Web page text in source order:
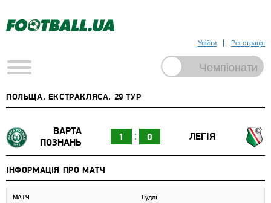
Увійти Реєстрація
ПОЛЬЩА. ЕКСТРАКЛЯСА. 29 ТУР
ВАРТА
ПОЗНАНЬ
1 0 ЛЕГІЯ
ІНФОРМАЦІЯ ПРО МАТЧ
МАТЧ Судді